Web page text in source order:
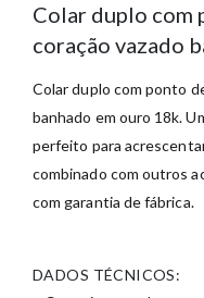
Colar duplo com
coração vazado
Colar duplo com ponto
banhado em ouro 18k.
perfeito para
combinado com outros
com garantia de fábrica.
DADOS TÉCNICOS: